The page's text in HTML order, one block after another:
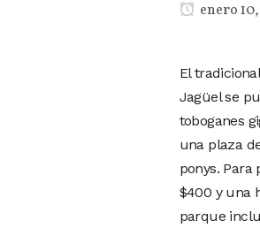
enero
El
Jagüel se
toboganes
una plaza
ponys. Para
$400 y una
parque